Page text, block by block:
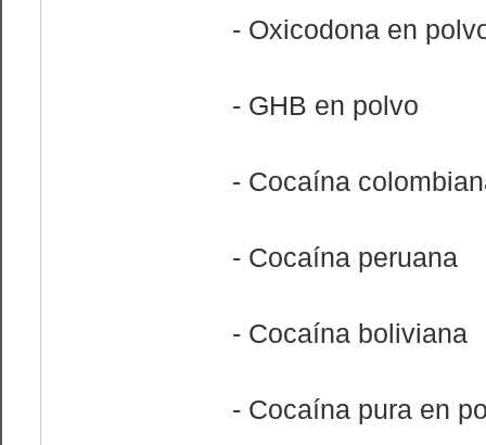
- Oxicodona en
- GHB en polvo
- Cocaína
- Cocaína peruana
- Cocaína boliviana
- Cocaína pura en